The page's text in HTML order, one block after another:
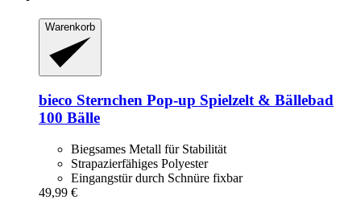
Warenkorb
bieco Sternchen Pop-​up Spielzelt & Bällebad
100 Bälle
Biegsames Metall für Stabilität
Strapazierfähiges Polyester
Eingangstür durch Schnüre fixbar
49,99 €